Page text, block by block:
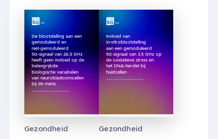
De blootstelling aan een
gemoduleerd en
niet-gemoduleerd
5G-signaal van 26,5 GHz
heeft geen invloed op de
belangrijkste
biologische variabelen
van neuroblastoomcellen
bij de mens.
Gezondheid
Invloed van
in-vitroblootstelling
aan een gemoduleerd
5G-signaal van 3,5 GHz op
de oxidatieve stress en
het DNA-herstel bij
huidcellen
Gezondheid